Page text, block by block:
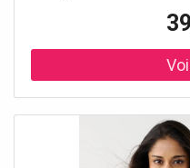
d’un jean casual à une
essentiel à adopter toute
acryliqueDescription•